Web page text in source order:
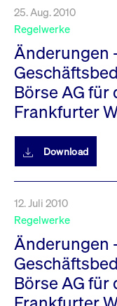
25. Aug. 2010
Regelwerke
Änderungen
Börse AG für
Frankfurter
Download
12. Juli 2010
Regelwerke
Änderungen
Börse AG für